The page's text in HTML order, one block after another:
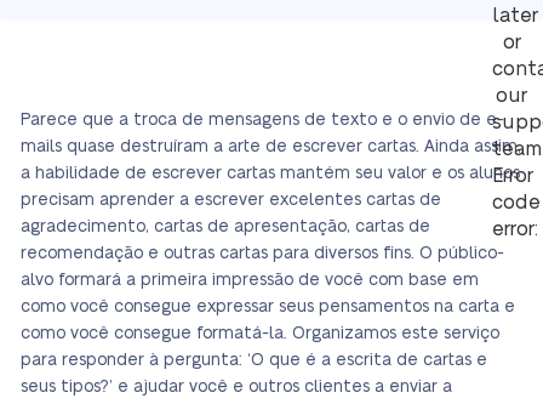
later
or
our
Error
code
error:
Parece que a troca de mensagens de texto e o envio de e-
mails quase destruíram a arte de escrever cartas. Ainda assim,
a habilidade de escrever cartas mantém seu valor e os alunos
precisam aprender a escrever excelentes cartas de
agradecimento, cartas de apresentação, cartas de
recomendação e outras cartas para diversos fins. O público-
alvo formará a primeira impressão de você com base em
como você consegue expressar seus pensamentos na carta e
como você consegue formatá-la. Organizamos este serviço
para responder à pergunta: ‘O que é a escrita de cartas e
seus tipos?’ e ajudar você e outros clientes a enviar a